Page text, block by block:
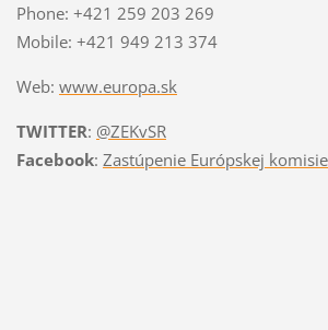
Phone: +421 259 203 269
Mobile: +421 949 213 374
Web: www.europa.sk
TWITTER: @ZEKvSR
Facebook: Zastúpenie Európskej